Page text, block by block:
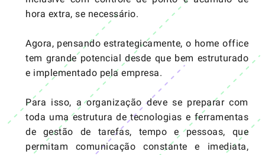
hora extra, se necessário.
Agora, pensando estrategicamente, o home office
tem grande potencial desde que bem estruturado
e implementado pela empresa.
Para isso, a organização deve se preparar com
toda uma estrutura de tecnologias e ferramentas
de gestão de tarefas, tempo e pessoas, que
permitam comunicação constante e imediata,